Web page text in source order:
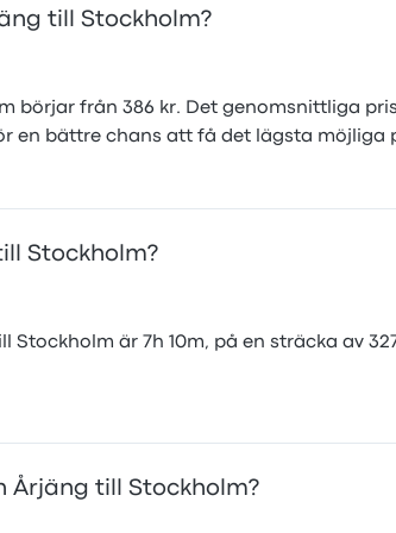
till Stockholm?
börjar från 386 kr. Det genomsnittliga
en bättre chans att få det lägsta möjliga
Stockholm?
är 7h 10m, på en sträcka av
Årjäng till Stockholm?